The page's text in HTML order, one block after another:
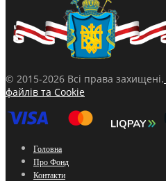
© 2015-2026 Всі права захищені.
файлів та Cookie
Головна
Про Фонд
Контакти